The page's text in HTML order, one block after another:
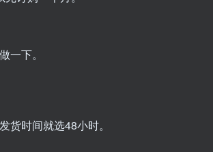
一下。
货时间就选48小时。